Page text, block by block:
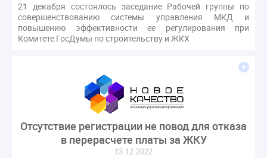
21 декабря состоялось заседание Рабочей группы по
совершенствованию системы управления МКД и
повышению эффективности ее регулирования при
Комитете ГосДумы по строительству и ЖКХ
Отсутствие регистрации не повод для отказа
в перерасчете платы за ЖКУ
13.12.2022